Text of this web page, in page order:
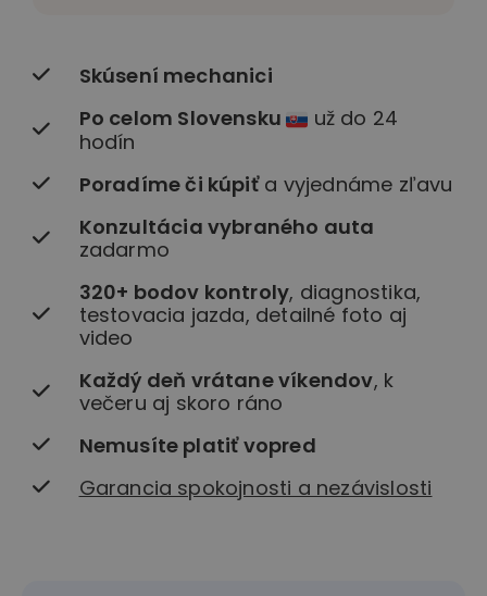
Skúsení mechanici
Po celom Slovensku
už do 24
hodín
Poradíme či kúpiťa vyjednáme zľavu
Konzultácia vybraného auta
zadarmo
320+ bodov kontroly, diagnostika,
testovacia jazda, detailné foto aj
video
Každý deň vrátane víkendov, k
večeru aj skoro ráno
Nemusíte platiť vopred
Garancia spokojnosti a nezávislosti